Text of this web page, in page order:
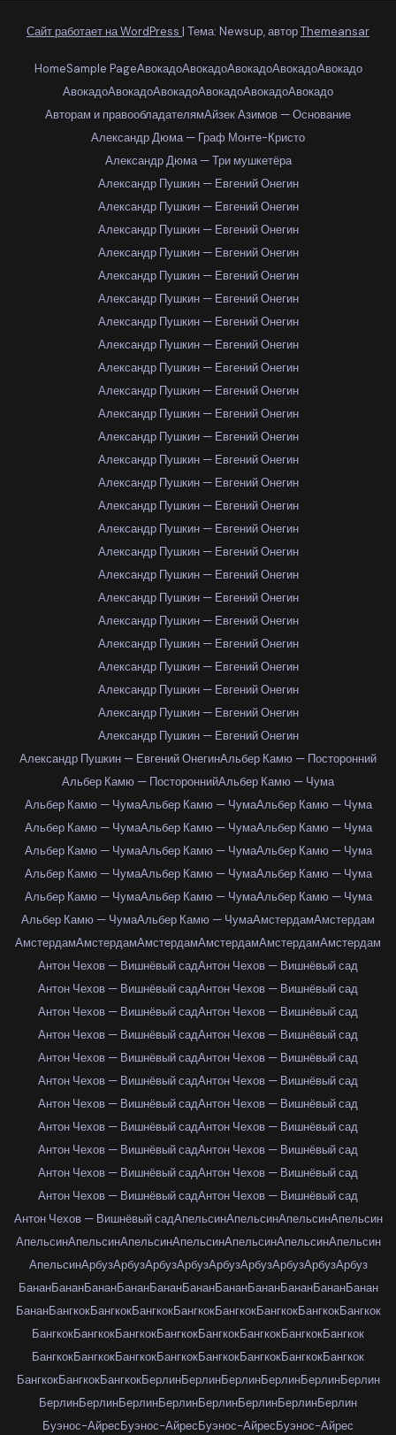
Сайт работает на WordPress | Тема: Newsup, авторThemeansar
HomeSample PageАвокадоАвокадоАвокадоАвокадоАвокадо
АвокадоАвокадоАвокадоАвокадоАвокадоАвокадо
Авторам и правообладателямАйзек Азимов — Основание
Александр Дюма — Граф Монте-Кристо
Александр Дюма — Три мушкетёра
Александр Пушкин — Евгений Онегин
Александр Пушкин — Евгений Онегин
Александр Пушкин — Евгений Онегин
Александр Пушкин — Евгений Онегин
Александр Пушкин — Евгений Онегин
Александр Пушкин — Евгений Онегин
Александр Пушкин — Евгений Онегин
Александр Пушкин — Евгений Онегин
Александр Пушкин — Евгений Онегин
Александр Пушкин — Евгений Онегин
Александр Пушкин — Евгений Онегин
Александр Пушкин — Евгений Онегин
Александр Пушкин — Евгений Онегин
Александр Пушкин — Евгений Онегин
Александр Пушкин — Евгений Онегин
Александр Пушкин — Евгений Онегин
Александр Пушкин — Евгений Онегин
Александр Пушкин — Евгений Онегин
Александр Пушкин — Евгений Онегин
Александр Пушкин — Евгений Онегин
Александр Пушкин — Евгений Онегин
Александр Пушкин — Евгений Онегин
Александр Пушкин — Евгений Онегин
Александр Пушкин — Евгений Онегин
Александр Пушкин — Евгений Онегин
Александр Пушкин — Евгений ОнегинАльбер Камю — Посторонний
Альбер Камю — ПостороннийАльбер Камю — Чума
Альбер Камю — ЧумаАльбер Камю — ЧумаАльбер Камю — Чума
Альбер Камю — ЧумаАльбер Камю — ЧумаАльбер Камю — Чума
Альбер Камю — ЧумаАльбер Камю — ЧумаАльбер Камю — Чума
Альбер Камю — ЧумаАльбер Камю — ЧумаАльбер Камю — Чума
Альбер Камю — ЧумаАльбер Камю — ЧумаАльбер Камю — Чума
Альбер Камю — ЧумаАльбер Камю — ЧумаАмстердамАмстердам
АмстердамАмстердамАмстердамАмстердамАмстердамАмстердам
Антон Чехов — Вишнёвый садАнтон Чехов — Вишнёвый сад
Антон Чехов — Вишнёвый садАнтон Чехов — Вишнёвый сад
Антон Чехов — Вишнёвый садАнтон Чехов — Вишнёвый сад
Антон Чехов — Вишнёвый садАнтон Чехов — Вишнёвый сад
Антон Чехов — Вишнёвый садАнтон Чехов — Вишнёвый сад
Антон Чехов — Вишнёвый садАнтон Чехов — Вишнёвый сад
Антон Чехов — Вишнёвый садАнтон Чехов — Вишнёвый сад
Антон Чехов — Вишнёвый садАнтон Чехов — Вишнёвый сад
Антон Чехов — Вишнёвый садАнтон Чехов — Вишнёвый сад
Антон Чехов — Вишнёвый садАнтон Чехов — Вишнёвый сад
Антон Чехов — Вишнёвый садАнтон Чехов — Вишнёвый сад
Антон Чехов — Вишнёвый садАпельсинАпельсинАпельсинАпельсин
АпельсинАпельсинАпельсинАпельсинАпельсинАпельсинАпельсин
АпельсинАрбузАрбузАрбузАрбузАрбузАрбузАрбузАрбузАрбуз
БананБананБананБананБананБананБананБананБананБананБанан
БананБангкокБангкокБангкокБангкокБангкокБангкокБангкокБангкок
БангкокБангкокБангкокБангкокБангкокБангкокБангкокБангкок
БангкокБангкокБангкокБангкокБангкокБангкокБангкокБангкок
БангкокБангкокБангкокБерлинБерлинБерлинБерлинБерлинБерлин
БерлинБерлинБерлинБерлинБерлинБерлинБерлинБерлин
Буэнос-АйресБуэнос-АйресБуэнос-АйресБуэнос-Айрес